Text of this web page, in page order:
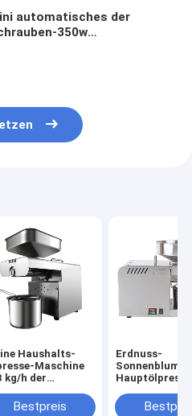
automatisches der
350w
Haushalts-
Maschine
kg/h der
Bestpreis
Erdnuss-
6kg/H